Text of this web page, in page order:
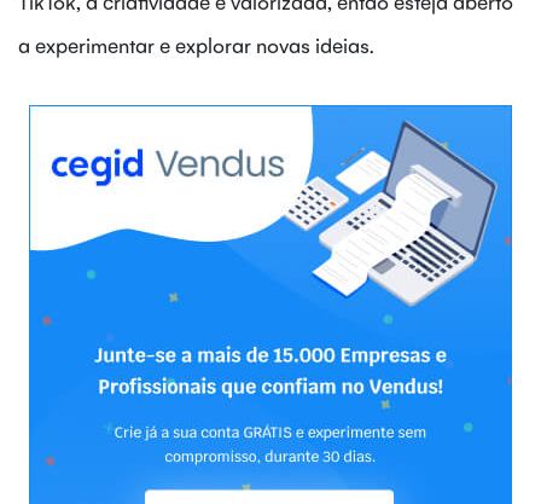
a experimentar e explorar novas ideias.